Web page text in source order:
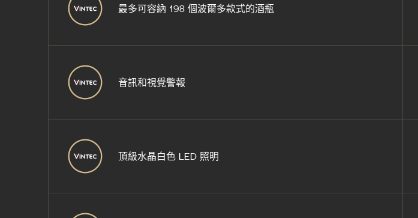
最多可容納 198 個波爾多款式的酒瓶
音訊和視覺警報
頂級水晶白色 LED 照明